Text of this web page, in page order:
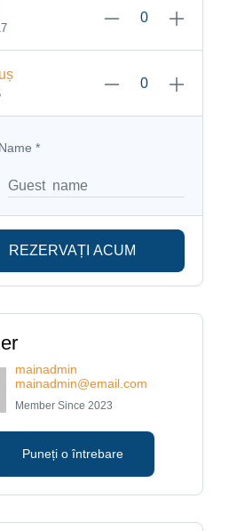
*
REZERVAȚI ACUM
mainadmin
mainadmin@email.com
Member Since 2023
Puneți o întrebare